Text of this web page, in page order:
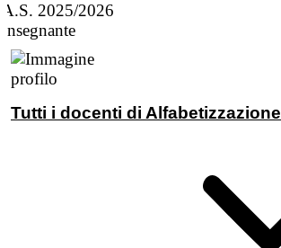
A.S. 2025/2026
Insegnante
Tutti i docenti di Alfabetizzazione